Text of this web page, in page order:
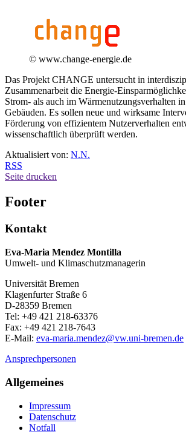
© www.change-energie.de
Das Projekt CHANGE untersucht in
Zusammenarbeit die Energie-
Strom- als auch im Wärmenutzungsverhalten
Gebäuden. Es sollen neue und wirksame
Förderung von effizientem Nutzerverhalten
wissenschaftlich überprüft werden.
Aktualisiert von: N.N.
RSS
Seite drucken
Footer
Kontakt
Eva-Maria Mendez Montilla
Umwelt- und Klimaschutzmanagerin
Universität Bremen
Klagenfurter Straße 6
D-28359 Bremen
Tel: +49 421 218-63376
Fax: +49 421 218-7643
E-Mail: eva-maria.mendez@vw.uni-bremen.de
Ansprechpersonen
Allgemeines
Impressum
Datenschutz
Notfall